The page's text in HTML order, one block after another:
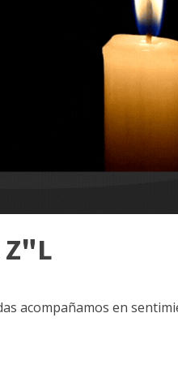
Z"L
acompañamos en